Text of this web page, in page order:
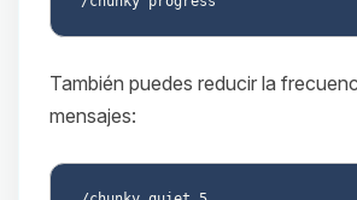
También puedes reducir la
mensajes: